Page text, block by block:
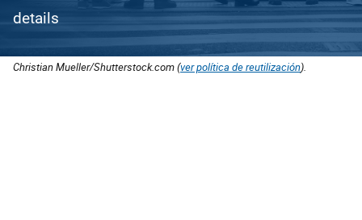
details
Christian Mueller/Shutterstock.com (ver política de reutilización).